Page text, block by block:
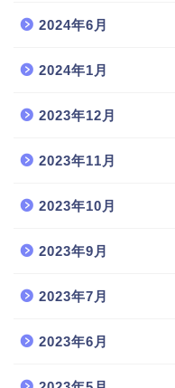
2024年6月
2024年1月
2023年12月
2023年11月
2023年10月
2023年9月
2023年7月
2023年6月